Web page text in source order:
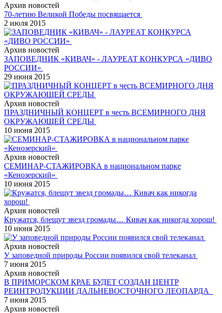
Архив новостей
70-летию Великой Победы посвящается
2 июля 2015
Архив новостей
ЗАПОВЕДНИК «КИВАЧ» - ЛАУРЕАТ КОНКУРСА «ДИВО
РОССИИ»
29 июня 2015
Архив новостей
ПРАЗДНИЧНЫЙ КОНЦЕРТ в честь ВСЕМИРНОГО ДНЯ
ОКРУЖАЮЩЕЙ СРЕДЫ
10 июня 2015
Архив новостей
СЕМИНАР-СТАЖИРОВКА в национальном парке
«Кенозерский»
10 июня 2015
Архив новостей
Кружатся, блещут звезд громады… Кивач как никогда хорош!
10 июня 2015
Архив новостей
У заповедной природы России появился свой телеканал
7 июня 2015
Архив новостей
В ПРИМОРСКОМ КРАЕ БУДЕТ СОЗДАН ЦЕНТР
РЕИНТРОДУКЦИИ ДАЛЬНЕВОСТОЧНОГО ЛЕОПАРДА
7 июня 2015
Архив новостей